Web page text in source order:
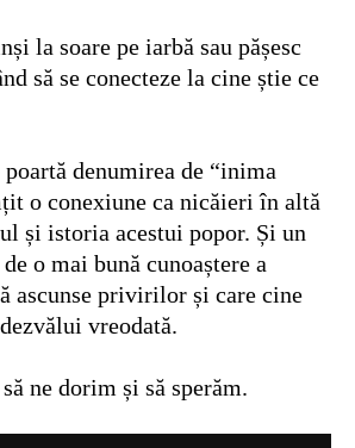
la soare pe iarbă sau pășesc
să se conecteze la cine știe ce
denumirea de “inima
o conexiune ca nicăieri în altă
și istoria acestui popor. Și un
o mai bună cunoaștere a
ascunse privirilor și care cine
vreodată.
ne dorim și să sperăm.